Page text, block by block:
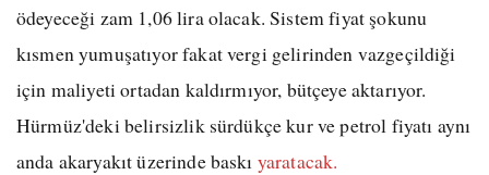
ödeyeceği zam 1,06 lira olacak. Sistem fiyat şokunu
kısmen yumuşatıyor fakat vergi gelirinden vazgeçildiği
için maliyeti ortadan kaldırmıyor, bütçeye aktarıyor.
Hürmüz'deki belirsizlik sürdükçe kur ve petrol fiyatı aynı
anda akaryakıt üzerinde baskı yaratacak.